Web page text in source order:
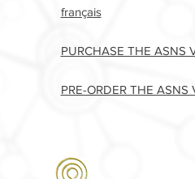
français
PURCHASE THE ASNS
PRE-ORDER THE ASNS